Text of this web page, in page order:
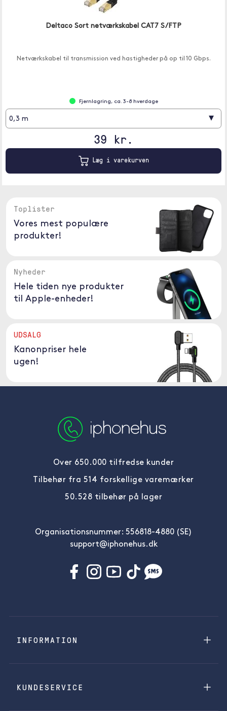
Deltaco Sort netværkskabel CAT7 S/FTP
Netværkskabel til transmission ved hastigheder på op til 10 Gbps.
Fjernlagring, ca. 3-8 hverdage
0,3 m ▾
39 kr.
Læg i varekurven
Toplister
Vores mest populære
produkter!
Nyheder
Hele tiden nye produkter
til Apple-enheder!
UDSALG
Kanonpriser hele
ugen!
Over 650.000 tilfredse kunder
Tilbehør fra 514 forskellige varemærker
50.528 tilbehør på lager
Organisationsnummer: 556818-4880 (SE)
support@iphonehus.dk
INFORMATION
KUNDESERVICE